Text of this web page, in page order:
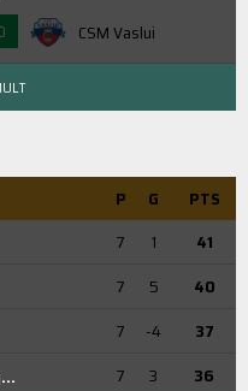
CSM Vaslui
P G
PTS
7 1
41
7 5
40
7 -4
37
7 3
36